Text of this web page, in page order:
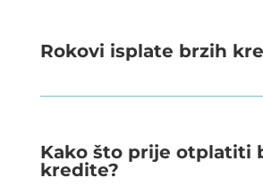
Rokovi isplate brzih
Kako što prije otplatiti
kredite?